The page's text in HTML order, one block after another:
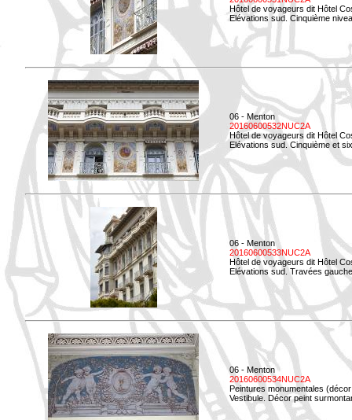
Hôtel de voyageurs dit Hôtel
Elévations sud. Cinquième
06 - Menton
20160600532NUC2A
Hôtel de voyageurs dit Hôtel
Elévations sud. Cinquième et
06 - Menton
20160600533NUC2A
Hôtel de voyageurs dit Hôtel
Elévations sud. Travées
06 - Menton
20160600534NUC2A
Peintures monumentales
Vestibule. Décor peint